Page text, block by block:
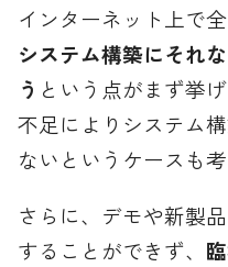
インターネット上で
システム構築にそれ
う という点がまず挙
不足によりシステム
ないというケースも考
さらに、デモや新製
することができず、